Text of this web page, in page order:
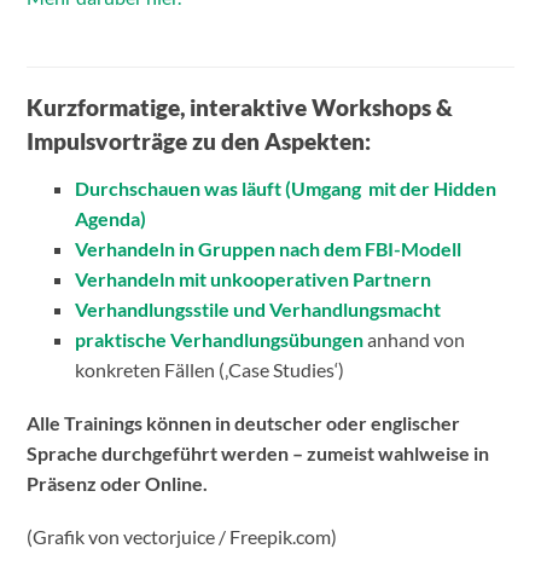
Kurzformatige, interaktive Workshops &
Impulsvorträge zu den Aspekten:
Durchschauen was läuft (Umgang mit der Hidden
Agenda)
Verhandeln in Gruppen nach dem FBI-Modell
Verhandeln mit unkooperativen Partnern
Verhandlungsstile und Verhandlungsmacht
praktische Verhandlungsübungenanhand von
konkreten Fällen (‚Case Studies‘)
Alle Trainings können in deutscher oder englischer
Sprache durchgeführt werden – zumeist wahlweise in
Präsenz oder Online.
(Grafik von vectorjuice / Freepik.com)